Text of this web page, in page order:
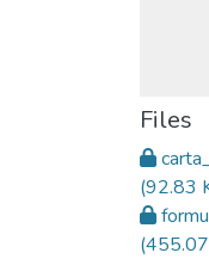
Files
(92.83